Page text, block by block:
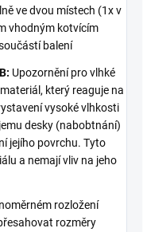
ve dvou místech (1x v
vhodným kotvícím
balení
Upozornění pro vlhké
který reaguje na
vysoké vlhkosti
desky (nabobtnání)
jejího povrchu. Tyto
a nemají vliv na jeho
rozložení
rozměry